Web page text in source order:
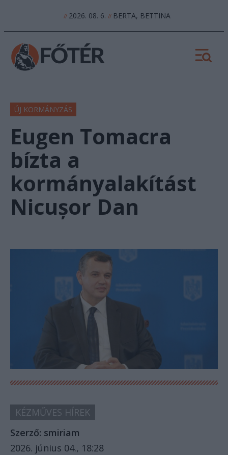
//2026. 08. 6. //BERTA, BETTINA
ÚJ KORMÁNYZÁS
Eugen Tomacra
bízta a
kormányalakítást
Nicușor Dan
KÉZMŰVES HÍREK
Szerző: smiriam
2026. június 04., 18:28